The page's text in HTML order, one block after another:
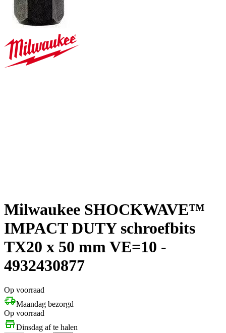
Milwaukee SHOCKWAVE™
IMPACT DUTY schroefbits
TX20 x 50 mm VE=10 -
4932430877
Op voorraad
Maandag bezorgd
Op voorraad
Dinsdag af te halen